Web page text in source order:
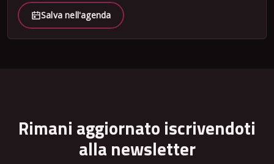
Salva nell'agenda
Rimani aggiornato iscrivendoti
alla newsletter